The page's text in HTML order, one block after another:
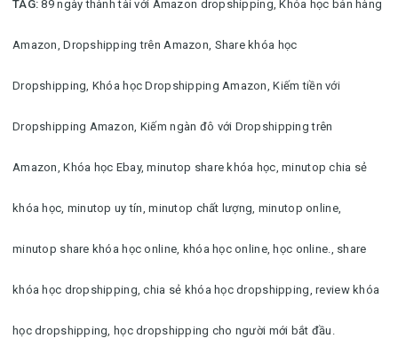
TAG:89 ngày thành tài với Amazon dropshipping,Khóa học bán hàng
Amazon,Dropshipping trên Amazon, Share khóa học
Dropshipping, Khóa học Dropshipping Amazon,Kiếm tiền với
Dropshipping Amazon, Kiếm ngàn đô với Dropshipping trên
Amazon,Khóa học Ebay,minutop share khóa học, minutop chia sẻ
khóa học, minutop uy tín, minutop chất lượng, minutop online,
minutop share khóa học online, khóa học online, học online., share
khóa học dropshipping, chia sẻ khóa học dropshipping, review khóa
học dropshipping, học dropshipping cho người mới bắt đầu.